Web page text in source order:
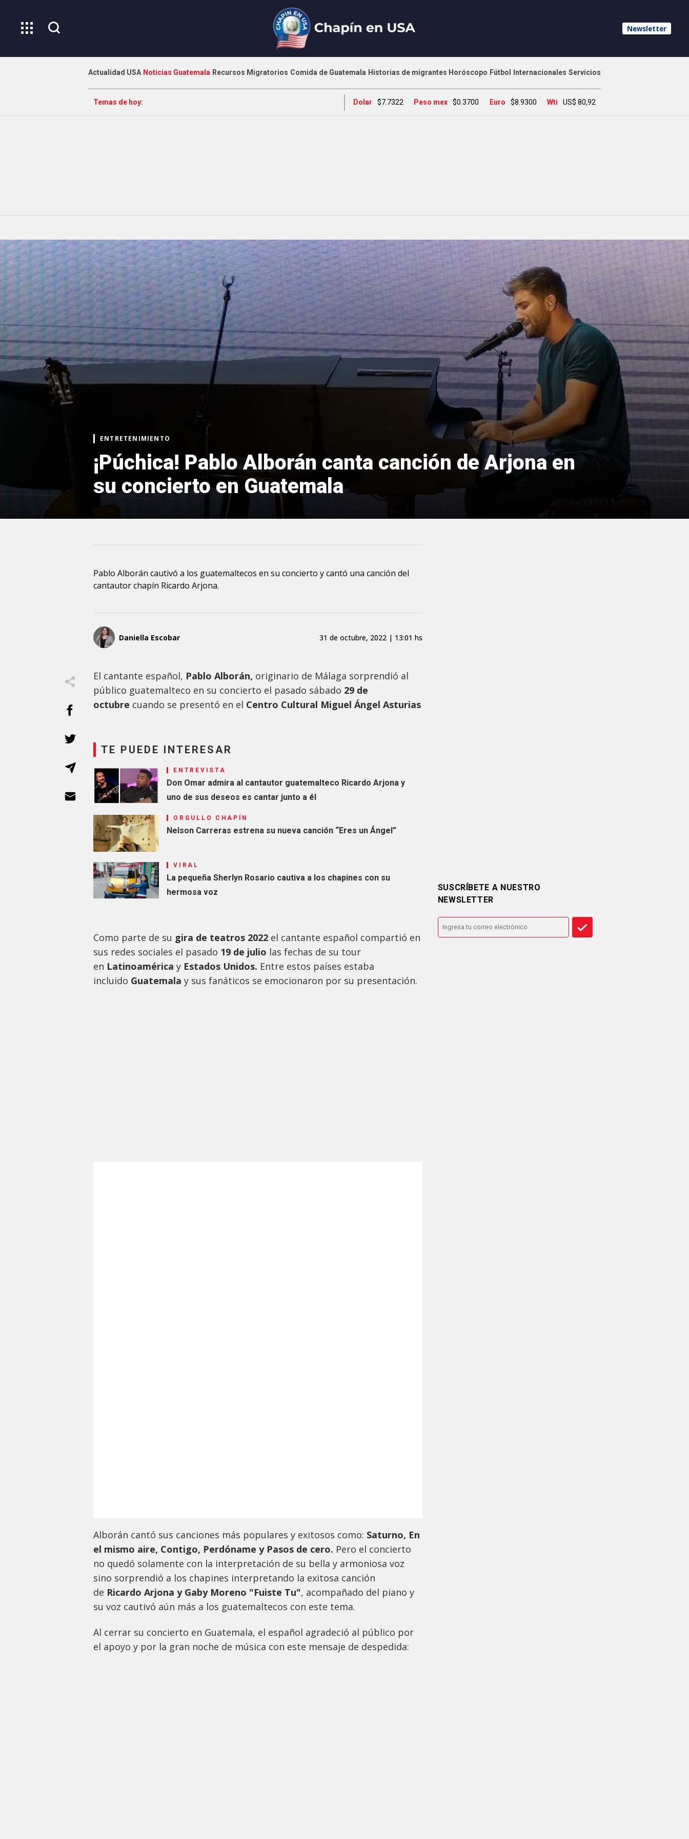
Newsletter
Actualidad USA Noticias Guatemala Recursos Migratorios Comida de Guatemala Historias de migrantes Horóscopo Fútbol Internacionales Servicios
Temas de hoy: Dolar $7.7322 Peso mex $0.3700 Euro $8.9300 Wti US$ 80,92
ENTRETENIMIENTO
¡Púchica! Pablo Alborán canta canción de Arjona en
su concierto en Guatemala
Pablo Alborán cautivó a los guatemaltecos en su concierto y cantó una canción del
cantautor chapín Ricardo Arjona.
Daniella Escobar 31 de octubre, 2022 | 13:01 hs
El cantante español, Pablo Alborán, originario de Málaga sorprendió al
público guatemalteco en su concierto el pasado sábado 29 de
octubre cuando se presentó en el Centro Cultural Miguel Ángel Asturias
TE PUEDE INTERESAR
ENTREVISTA
Don Omar admira al cantautor guatemalteco Ricardo Arjona y
uno de sus deseos es cantar junto a él
ORGULLO CHAPÍN
Nelson Carreras estrena su nueva canción “Eres un Ángel”
VIRAL
La pequeña Sherlyn Rosario cautiva a los chapines con su
hermosa voz
Como parte de su gira de teatros 2022 el cantante español compartió en
sus redes sociales el pasado 19 de julio las fechas de su tour
en Latinoamérica y Estados Unidos. Entre estos países estaba
incluido Guatemala y sus fanáticos se emocionaron por su presentación.
Alborán cantó sus canciones más populares y exitosos como: Saturno, En
el mismo aire, Contigo, Perdóname y Pasos de cero. Pero el concierto
no quedó solamente con la interpretación de su bella y armoniosa voz
sino sorprendió a los chapines interpretando la exitosa canción
de Ricardo Arjona y Gaby Moreno "Fuiste Tu", acompañado del piano y
su voz cautivó aún más a los guatemaltecos con este tema.
Al cerrar su concierto en Guatemala, el español agradeció al público por
el apoyo y por la gran noche de música con este mensaje de despedida:
SUSCRÍBETE A NUESTRO
NEWSLETTER